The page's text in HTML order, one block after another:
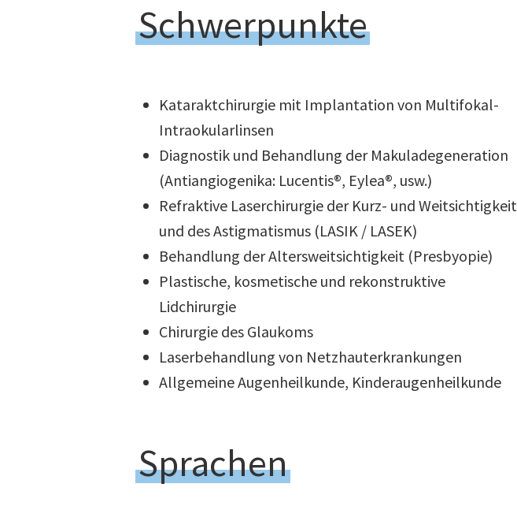
Schwerpunkte
Kataraktchirurgie mit Implantation von Multifokal-
Intraokularlinsen
Diagnostik und Behandlung der Makuladegeneration
(Antiangiogenika: Lucentis®, Eylea®, usw.)
Refraktive Laserchirurgie der Kurz- und Weitsichtigkeit
und des Astigmatismus (LASIK / LASEK)
Behandlung der Altersweitsichtigkeit (Presbyopie)
Plastische, kosmetische und rekonstruktive
Lidchirurgie
Chirurgie des Glaukoms
Laserbehandlung von Netzhauterkrankungen
Allgemeine Augenheilkunde, Kinderaugenheilkunde
Sprachen